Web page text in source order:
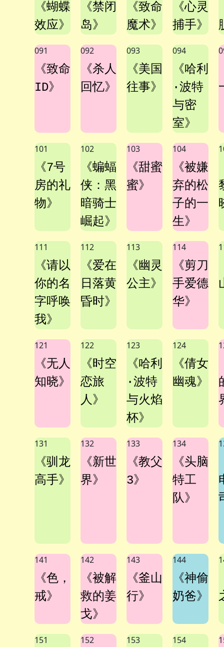
《蝴蝶
效应》
《禁闭
岛》
《致命
魔术》
《心灵
捕手》
091
《致命
ID》
092
《杀人
回忆》
093
《美国
往事》
094
《哈利
·波特
与密
室》
101
《7号
房的礼
物》
102
《蝙蝠
侠：黑
暗骑士
崛起》
103
《甜蜜
蜜》
104
《被嫌
弃的松
子的一
生》
111
《请以
你的名
字呼唤
我》
112
《爱在
日落黄
昏时》
113
《幽灵
公主》
114
《剪刀
手爱德
华》
121
《无人
知晓》
122
《时空
恋旅
人》
123
《哈利
·波特
与火焰
杯》
124
《倩女
幽魂》
131
《驯龙
高手》
132
《新世
界》
133
《教父
3》
134
《头脑
特工
队》
141
《色，
戒》
142
《被解
救的姜
戈》
143
《釜山
行》
144
《神偷
奶爸》
151 152 153 154